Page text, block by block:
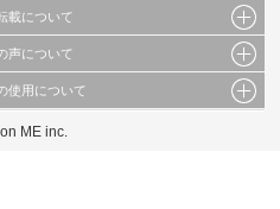
載について
、イラスト、画像データ等）及びこれらの配
複製などの二次利用を行うことは固く禁じて
声について
スの利用者が提出された見解・感想です。
だいた上でご覧ください。
使用について
ーに合わせたコンテンツや広告の表示、ソー
ME inc.